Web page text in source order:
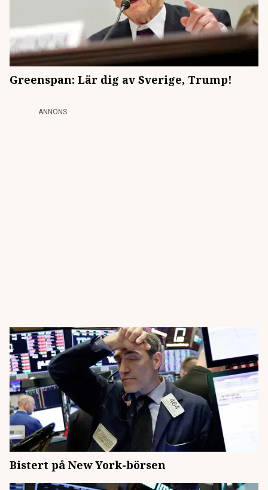
Greenspan: Lär dig av Sverige, Trump!
ANNONS
Bistert på New York-börsen